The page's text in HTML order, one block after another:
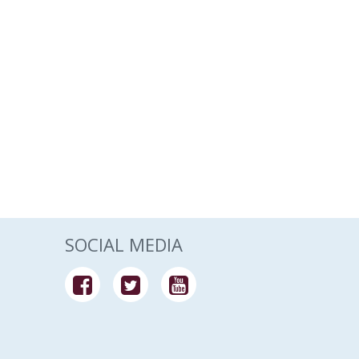
SOCIAL MEDIA